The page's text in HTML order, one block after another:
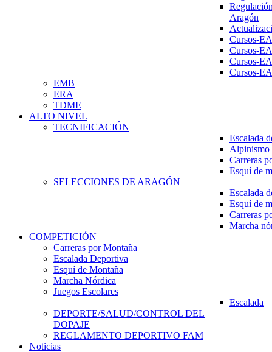
Aragón
Cursos-
Cursos-
Cursos-
Cursos-
EMB
ERA
TDME
ALTO NIVEL
TECNIFICACIÓN
Escalada
Alpinismo
Carreras
Esquí de
SELECCIONES DE ARAGÓN
Escalada
Esquí de
Carreras
Marcha
COMPETICIÓN
Carreras por Montaña
Escalada Deportiva
Esquí de Montaña
Marcha Nórdica
Juegos Escolares
Escalada
DEPORTE/SALUD/CONTROL DEL
DOPAJE
REGLAMENTO DEPORTIVO FAM
Noticias